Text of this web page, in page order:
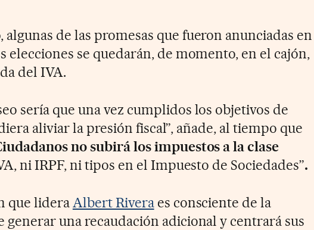
algunas de las promesas que fueron anunciadas en
elecciones se quedarán, de momento, en el cajón,
del IVA.
sería que una vez cumplidos los objetivos de
aliviar la presión fiscal”, añade, al tiempo que
no subirá los impuestos a la clase
ni IRPF, ni tipos en el Impuesto de Sociedades”.
que lidera Albert Riveraes consciente de la
generar una recaudación adicional y centrará sus